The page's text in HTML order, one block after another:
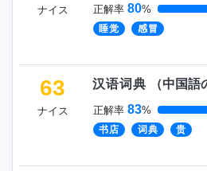
ナイス 正解率 80%
睡觉 感冒
63
ナイス
汉语词典 （中国語
正解率 83%
书店 词典 贵